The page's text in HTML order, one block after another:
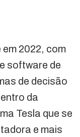
2022, com
software de
de decisão
da
Tesla que se
e mais